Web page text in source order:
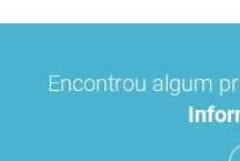
Encontrou algum